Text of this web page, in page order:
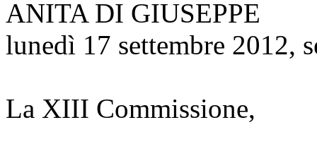
ANITA DI GIUSEPPE
lunedì 17 settembre 2012,
La XIII Commissione,